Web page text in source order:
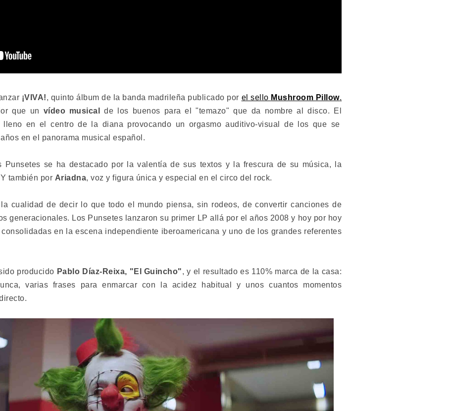
¡VIVA!, quinto álbum de la banda madrileña publicado por el sello Mushroom Pillow.
que un vídeo musicalde los buenos para el "temazo" que da nombre al disco. El
lleno en el centro de la diana provocando un orgasmo auditivo-visual de los que se
en el panorama musical español.
se ha destacado por la valentía de sus textos y la frescura de su música, la
también por Ariadna, voz y figura única y especial en el circo del rock.
cualidad de decir lo que todo el mundo piensa, sin rodeos, de convertir canciones de
generacionales. Los Punsetes lanzaron su primer LP allá por el años 2008 y hoy por hoy
en la escena independiente iberoamericana y uno de los grandes referentes
producido Pablo Díaz-Reixa, "El Guincho", y el resultado es 110% marca de la casa:
varias frases para enmarcar con la acidez habitual y unos cuantos momentos